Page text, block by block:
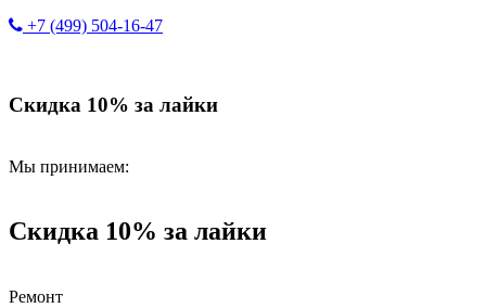
+7 (499) 504-16-47
Скидка 10% за лайки
Мы принимаем:
Скидка 10% за лайки
Ремонт